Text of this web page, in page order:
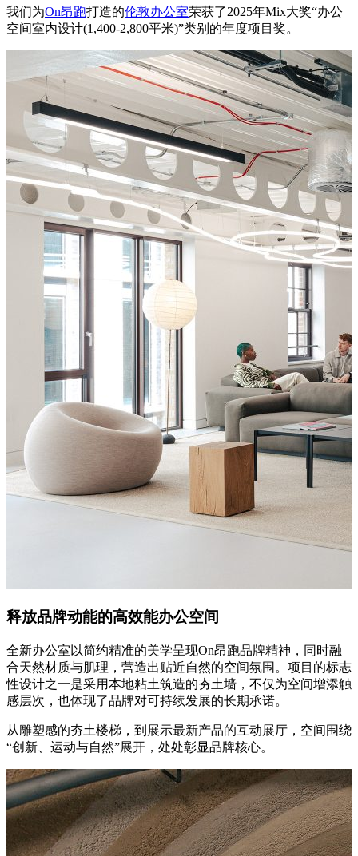
我们为On昂跑打造的伦敦办公室荣获了2025年Mix大奖“办公
空间室内设计(1,400-2,800平米)”类别的年度项目奖。
释放品牌动能的高效能办公空间
全新办公室以简约精准的美学呈现On昂跑品牌精神，同时融
合天然材质与肌理，营造出贴近自然的空间氛围。项目的标志
性设计之一是采用本地粘土筑造的夯土墙，不仅为空间增添触
感层次，也体现了品牌对可持续发展的长期承诺。
从雕塑感的夯土楼梯，到展示最新产品的互动展厅，空间围绕
“创新、运动与自然”展开，处处彰显品牌核心。